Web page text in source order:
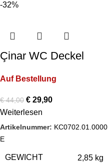
-32%
Çinar WC Deckel
Auf Bestellung
€44,00 € 29,90
Weiterlesen
Artikelnummer: KC0702.01.0000
E
GEWICHT 2,85 kg